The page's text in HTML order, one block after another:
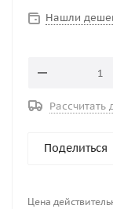
Диаметр
Нашли
Рассчитать
Поделиться
Цена